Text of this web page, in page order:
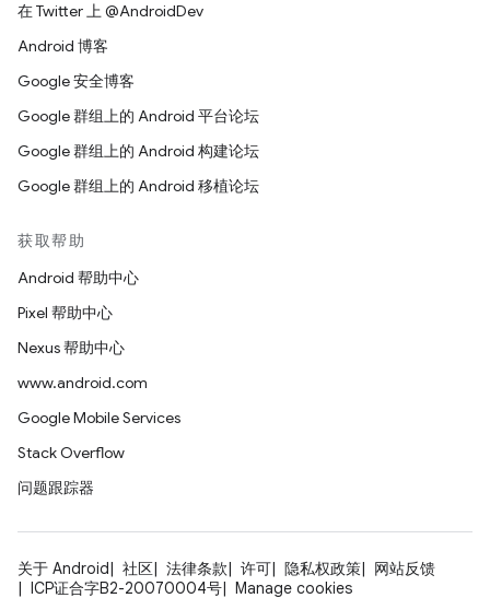
在 Twitter 上 @AndroidDev
Android 博客
Google 安全博客
Google 群组上的 Android 平台论坛
Google 群组上的 Android 构建论坛
Google 群组上的 Android 移植论坛
获取帮助
Android 帮助中心
Pixel 帮助中心
Nexus 帮助中心
www.android.com
Google Mobile Services
Stack Overflow
问题跟踪器
关于 Android 社区 法律条款 许可 隐私权政策
网站反馈
ICP证合字B2-20070004号
Manage cookies